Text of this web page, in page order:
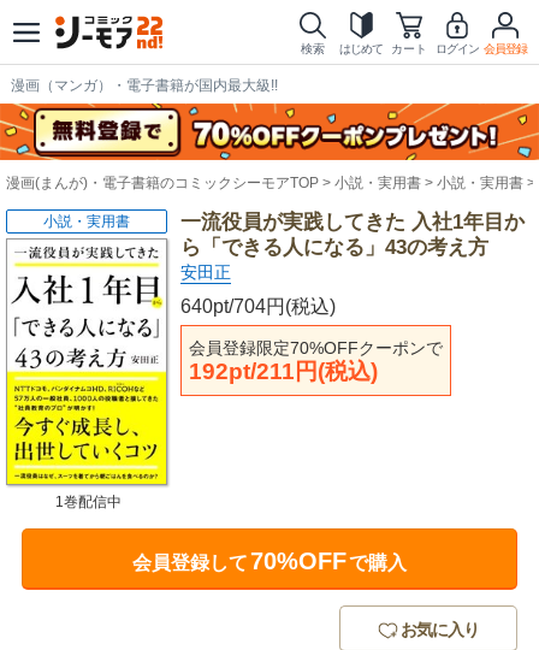
検索 はじめて カート ログイン 会員登録
漫画（マンガ）・電子書籍が国内最大級!!
漫画(まんが)・電子書籍のコミックシーモアTOP 小説・実用書 小説・実用書
一流役員が実践してきた 入社1年目か
ら「できる人になる」43の考え方
安田正
640pt/704円(税込)
会員登録限定70%OFFクーポンで
192pt/211円(税込)
小説・実用書
1巻配信中
会員登録して70%OFFで購入
お気に入り